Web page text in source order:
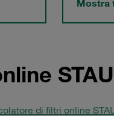
Mostra
di filtri online